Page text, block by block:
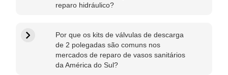
reparo hidráulico?
Por que os kits de válvulas de descarga
de 2 polegadas são comuns nos
mercados de reparo de vasos sanitários
da América do Sul?